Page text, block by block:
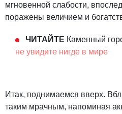
мгновенной слабости,
поражены величием и
ЧИТАЙТЕ Каменный
не увидите нигде в мире
Итак, поднимаемся вверх.
таким мрачным, напоминая